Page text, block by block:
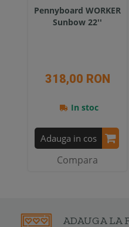
Pennyboard WORKER
Sunbow 22''
318,00 RON
In stoc
Adauga in cos
Compara